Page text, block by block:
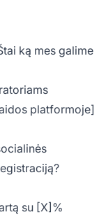
ką mes galime
platformoje]
su [X]%